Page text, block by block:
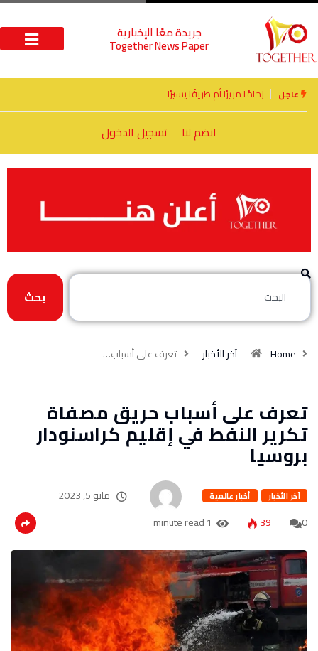
جريدة معًا الإخبارية
Together News Paper
عاجل الأخوة الأعداء وحتمًا لابد من لقاء
انضم لنا تسجيل الدخول
بحث
Home آخر الأخبار تعرف على أسباب…
تعرف على أسباب حريق مصفاة
تكرير النفط في إقليم كراسنودار
بروسيا
آخر الأخبار أخبار عالمية
مايو 5, 2023
0
39
1 minute read